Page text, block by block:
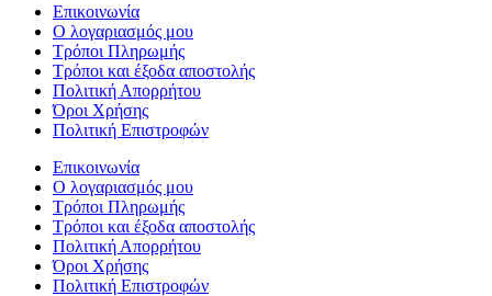
Επικοινωνία
Ο λογαριασμός μου
Τρόποι Πληρωμής
Τρόποι και έξοδα αποστολής
Πολιτική Απορρήτου
Όροι Χρήσης
Πολιτική Επιστροφών
Επικοινωνία
Ο λογαριασμός μου
Τρόποι Πληρωμής
Τρόποι και έξοδα αποστολής
Πολιτική Απορρήτου
Όροι Χρήσης
Πολιτική Επιστροφών